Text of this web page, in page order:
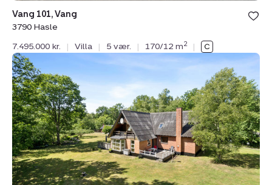
Vang 101, Vang
3790 Hasle
7.495.000 kr.
| Villa | 5 vær. | 170/12 m2 |
Villa:
Paradiset
3,
Nylars,
3700
Rønne